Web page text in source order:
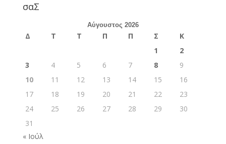
σαΣ
Αύγουστος 2026
Δ Τ Τ Π Π Σ
Κ
1
2
3
4 5 6 7 8
9
10
11 12 13 14 15
16
17
18 19 20 21 22
23
24
25 26 27 28 29
30
31
« Ιούλ